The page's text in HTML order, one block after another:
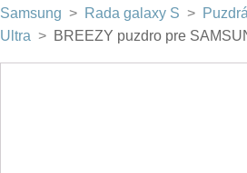
Samsung > Rada galaxy S >
Ultra > BREEZY puzdro pre